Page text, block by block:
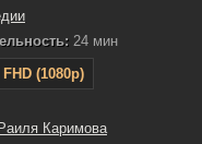
24 мин
FHD (1080p)
Раиля Каримова